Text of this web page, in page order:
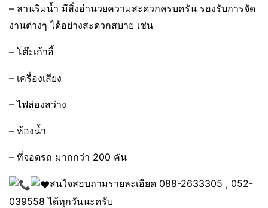
– ลานริมน้ำ มีสิ่งอำนวยความสะดวกครบครัน รองรับการจัด
งานต่างๆ ได้อย่างสะดวกสบาย เช่น
– โต๊ะเก้าอี้
– เครื่องเสียง
– ไฟส่องสว่าง
– ห้องน้ำ
– ที่จอดรถ มากกว่า 200 คัน
สนใจสอบถามรายละเอียด 088-2633305 , 052-
039558 ได้ทุกวันนะครับ